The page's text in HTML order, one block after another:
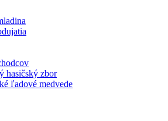
hasičský zbor
ľadové medvede